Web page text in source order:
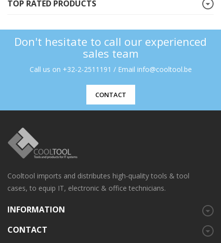
TOP RATED PRODUCTS
Don't hesitate to call our experienced
sales team
Call us on +32-2-2511191 / Email info@cooltool.be
CONTACT
Cooltool imports and distributes high-quality tools & tool
cases, to equip IT, electronic & office technicians.
INFORMATION
CONTACT